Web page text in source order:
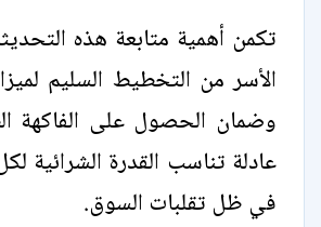
تكمن أهمية متابعة هذه
الأسر من التخطيط السليم
وضمان الحصول على الفاكهة
عادلة تناسب القدرة الشرائية
في ظل تقلبات السوق.